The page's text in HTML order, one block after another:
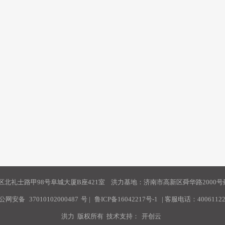
北礼士路甲98号阜城大厦B座421室 洪力基地：济南市高新区舜华路2000号
网安备 37010102000487 号 | 鲁ICP备16042217号-1 | 客服电话：
洪力 版权所有 技术支持： 开创云